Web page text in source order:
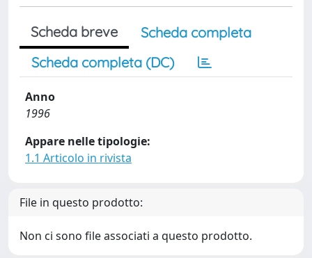
Scheda breve
Scheda completa
Scheda completa (DC)
Anno
1996
Appare nelle tipologie:
1.1 Articolo in rivista
File in questo prodotto:
Non ci sono file associati a questo prodotto.